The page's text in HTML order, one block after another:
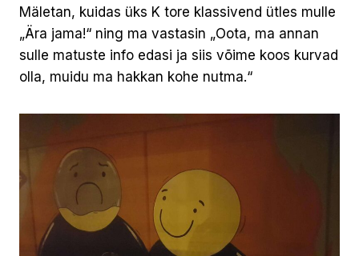
Mäletan, kuidas üks K tore klassivend ütles mulle
„Ära jama!“ ning ma vastasin „Oota, ma annan
sulle matuste info edasi ja siis võime koos kurvad
olla, muidu ma hakkan kohe nutma.“